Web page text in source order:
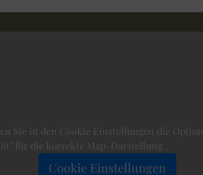
Sie in den Cookie Einstellungen die Option
für die korrekte Map-Darstellung
Cookie Einstellungen